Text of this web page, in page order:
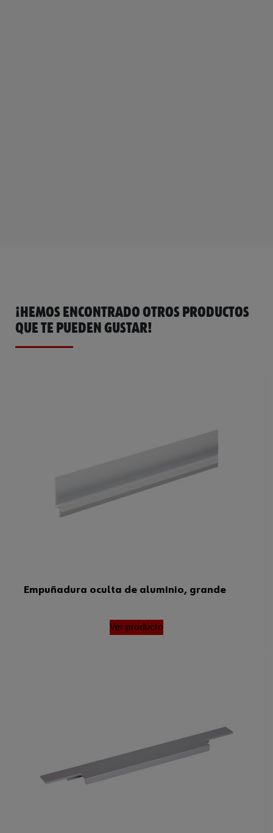
¡HEMOS ENCONTRADO OTROS PRODUCTOS
QUE TE PUEDEN GUSTAR!
Empuñadura oculta de aluminio, grande
Ver producto